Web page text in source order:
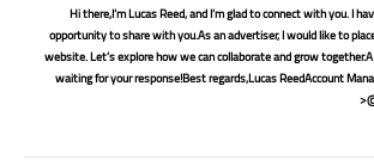
Hi there,I’m Lucas Reed, and I’m glad to connect with you. I
opportunity to share with you.As an advertiser, I would like to
website. Let’s explore how we can collaborate and grow
waiting for your response!Best regards,Lucas ReedAccount